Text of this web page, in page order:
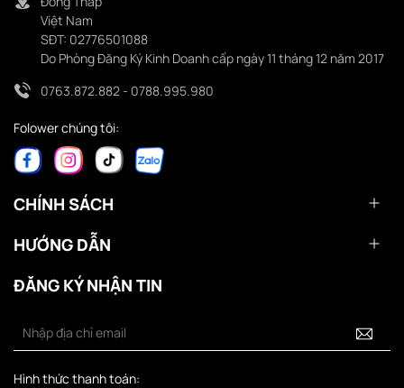
Việt Nam
SĐT: 02776501088
Do Phòng Đăng Ký Kinh Doanh cấp ngày 11 tháng 12 năm 2017
0763.872.882 - 0788.995.980
Folower chúng tôi:
CHÍNH SÁCH
HƯỚNG DẪN
ĐĂNG KÝ NHẬN TIN
Hình thức thanh toán: